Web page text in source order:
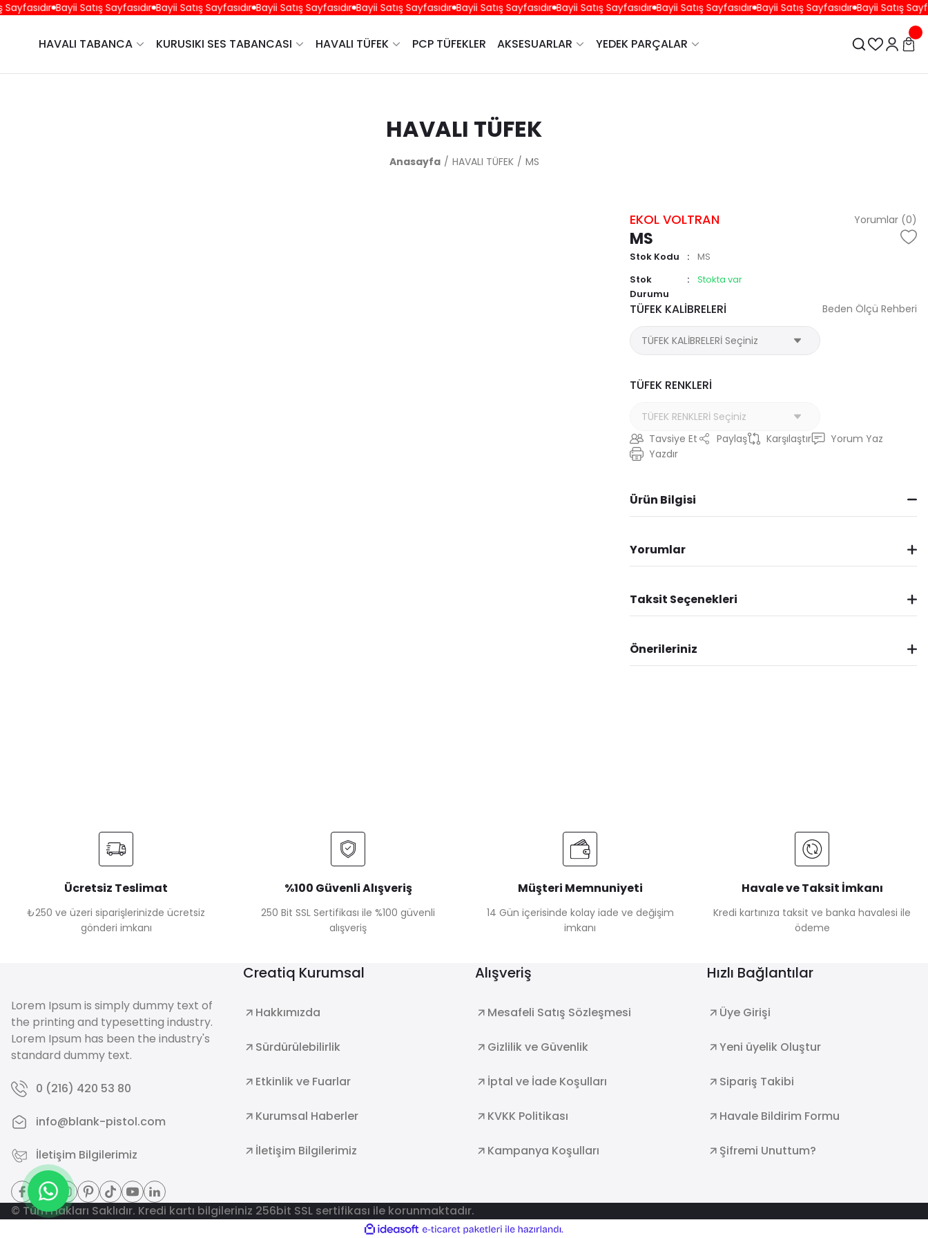
Bayii Satış Sayfasıdır Bayii Satış Sayfasıdır Bayii Satış Sayfasıdır Bayii Satış Sayfasıdır Bayii Satış Sayfasıdır Bayii Satış Sayfasıdır Bayii Satış Sayfasıdır Bayii Satış Sayfasıdır Bayii Satış
HAVALI TABANCA KURUSIKI SES TABANCASI HAVALI TÜFEK PCP TÜFEKLER AKSESUARLAR YEDEK PARÇALAR
HAVALI TÜFEK
Anasayfa HAVALI TÜFEK MS
EKOL VOLTRAN Yorumlar (0)
MS
Stok Kodu
MS
Stok
Durumu
Stokta var
TÜFEK KALİBRELERİ
TÜFEK RENKLERİ
Beden Ölçü Rehberi
Tavsiye Et Paylaş Karşılaştır
Yorum Yaz
Yazdır
Ürün Bilgisi
Yorumlar
Taksit Seçenekleri
Önerileriniz
Ücretsiz Teslimat
₺250 ve üzeri siparişlerinizde ücretsiz
gönderi imkanı
%100 Güvenli Alışveriş
250 Bit SSL Sertifikası ile %100 güvenli
alışveriş
Müşteri Memnuniyeti
14 Gün içerisinde kolay iade ve değişim
imkanı
Havale ve Taksit İmkanı
Kredi kartınıza taksit ve banka havalesi ile
ödeme
Lorem Ipsum is simply dummy text of
the printing and typesetting industry.
Lorem Ipsum has been the industry's
standard dummy text.
0 (216) 420 53 80
info@blank-pistol.com
İletişim Bilgilerimiz
Creatiq Kurumsal
Hakkımızda
Sürdürülebilirlik
Etkinlik ve Fuarlar
Kurumsal Haberler
İletişim Bilgilerimiz
Alışveriş
Mesafeli Satış Sözleşmesi
Gizlilik ve Güvenlik
İptal ve İade Koşulları
KVKK Politikası
Kampanya Koşulları
Hızlı Bağlantılar
Üye Girişi
Yeni üyelik Oluştur
Sipariş Takibi
Havale Bildirim Formu
Şifremi Unuttum?
© Tüm Hakları Saklıdır. Kredi kartı bilgileriniz 256bit SSL sertifikası ile korunmaktadır.
ideasoft
e-